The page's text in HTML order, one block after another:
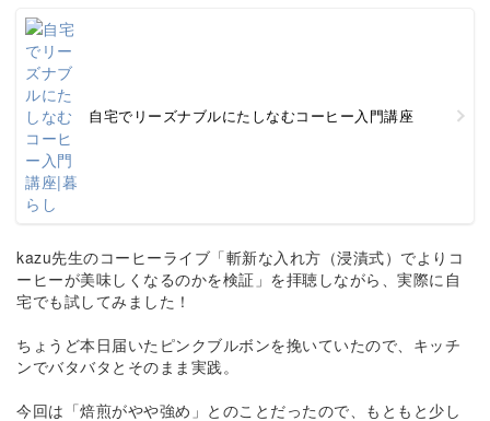
自宅でリーズナブルにたしなむコーヒー入門講座
kazu先生のコーヒーライブ「斬新な入れ方（浸漬式）でよりコ
ーヒーが美味しくなるのかを検証」を拝聴しながら、実際に自
宅でも試してみました！
ちょうど本日届いたピンクブルボンを挽いていたので、キッチ
ンでバタバタとそのまま実践。
今回は「焙煎がやや強め」とのことだったので、もともと少し